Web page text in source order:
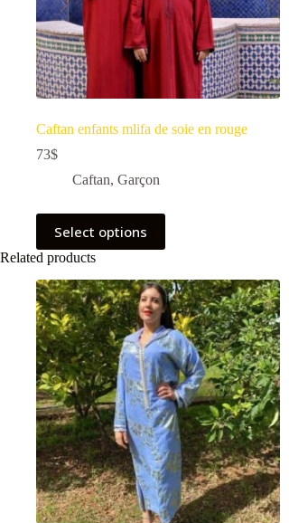
Caftan enfants mlifa de soie en rouge
73$
Caftan, Garçon
Select options
Related products